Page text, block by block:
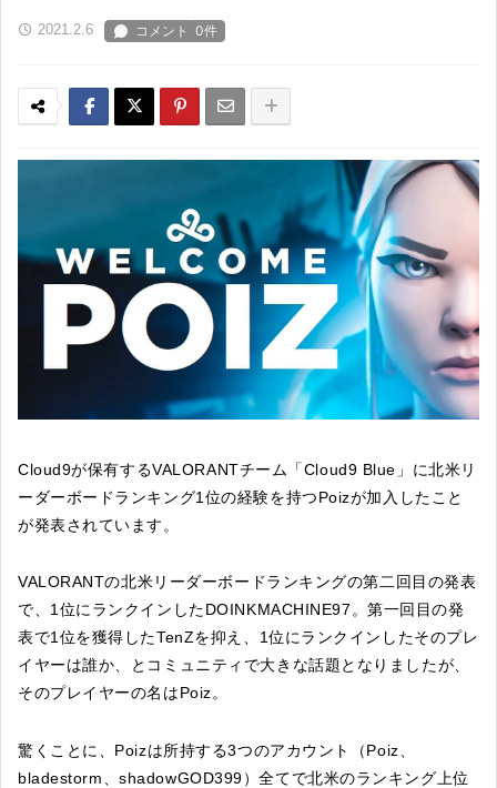
2021.2.6
Cloud9が保有するVALORANTチーム「Cloud9 Blue」に北米リ
ーダーボードランキング1位の経験を持つPoizが加入したこと
が発表されています。
VALORANTの北米リーダーボードランキングの第二回目の発表
で、1位にランクインしたDOINKMACHINE97。第一回目の発
表で1位を獲得したTenZを抑え、1位にランクインしたそのプレ
イヤーは誰か、とコミュニティで大きな話題となりましたが、
そのプレイヤーの名はPoiz。
驚くことに、Poizは所持する3つのアカウント（Poiz、
bladestorm、shadowGOD399）全てで北米のランキング上位